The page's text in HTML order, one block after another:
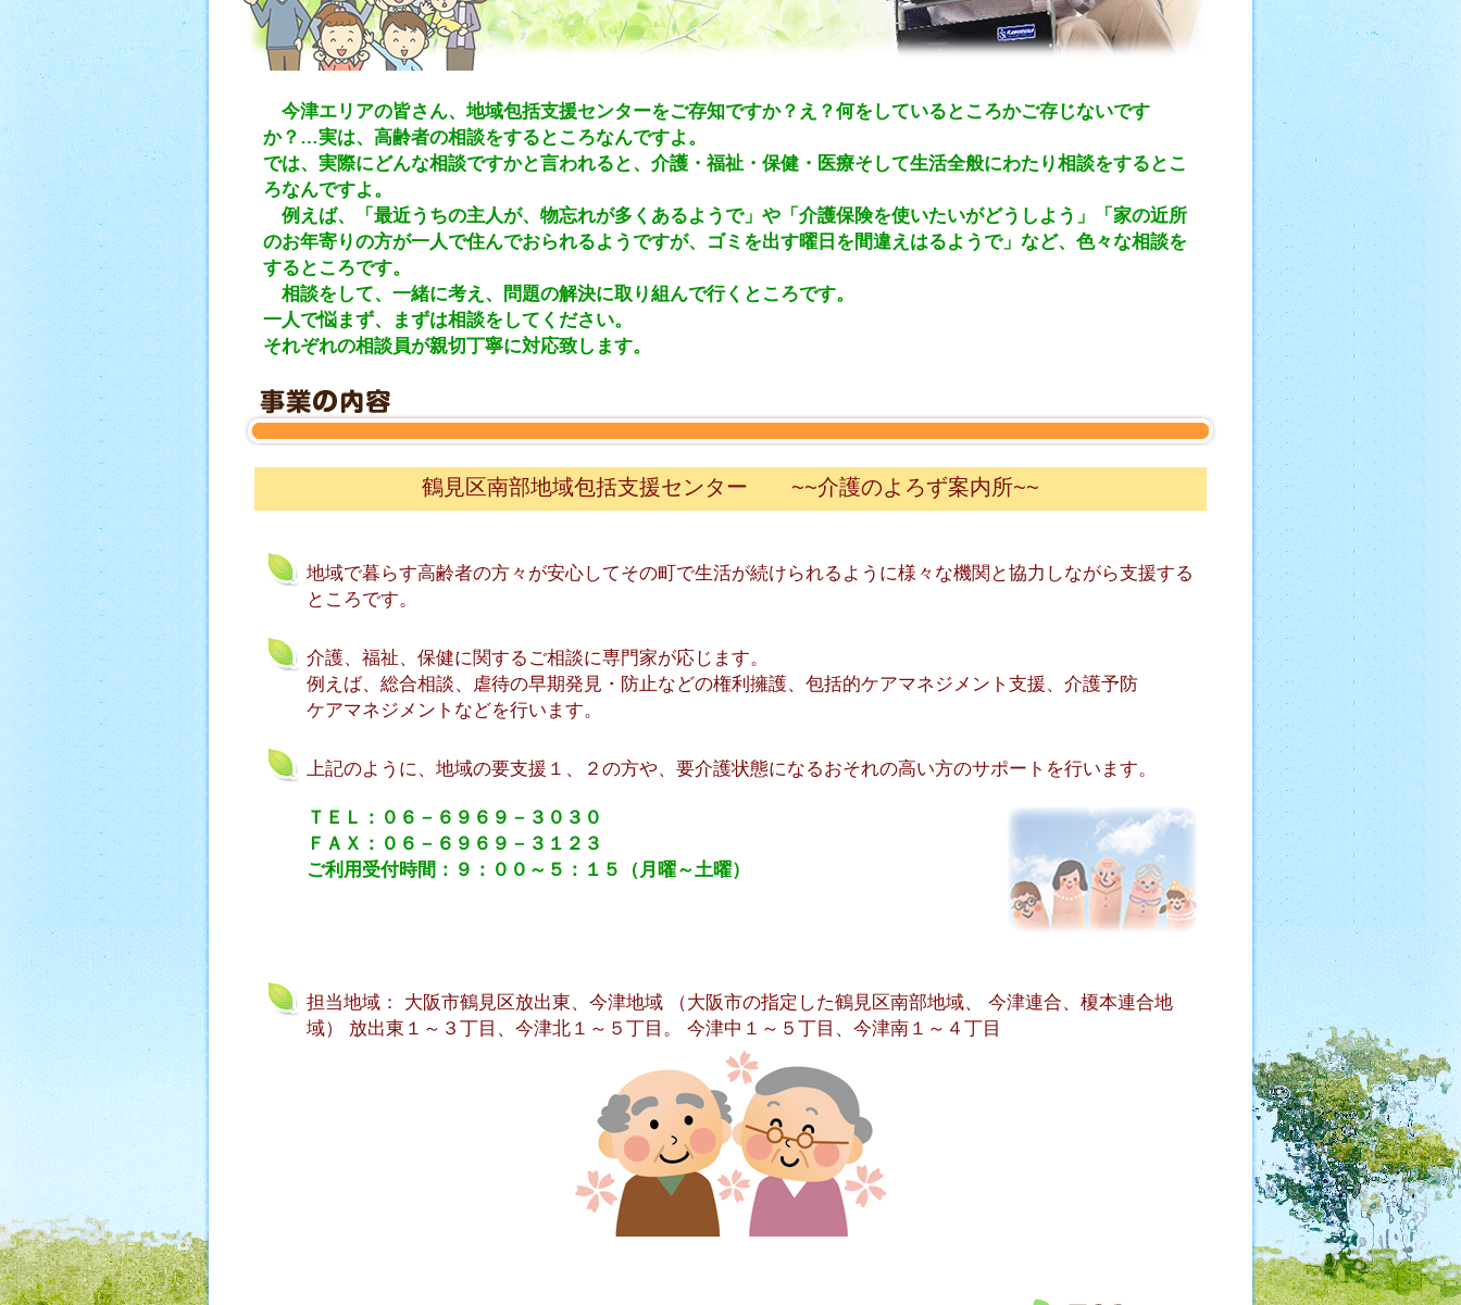
今津エリアの皆さん、地域包括支援センターをご存知ですか？え？何をしているところかご存じないです
か？…実は、高齢者の相談をするところなんですよ。
では、実際にどんな相談ですかと言われると、介護・福祉・保健・医療そして生活全般にわたり相談をするとこ
ろなんですよ。
例えば、「最近うちの主人が、物忘れが多くあるようで」や「介護保険を使いたいがどうしよう」「家の近所
のお年寄りの方が一人で住んでおられるようですが、ゴミを出す曜日を間違えはるようで」など、色々な相談を
するところです。
相談をして、一緒に考え、問題の解決に取り組んで行くところです。
一人で悩まず、まずは相談をしてください。
それぞれの相談員が親切丁寧に対応致します。
鶴見区南部地域包括支援センター ~~介護のよろず案内所~~
地域で暮らす高齢者の方々が安心してその町で生活が続けられるように様々な機関と協力しながら支援する
ところです。
介護、福祉、保健に関するご相談に専門家が応じます。
例えば、総合相談、虐待の早期発見・防止などの権利擁護、包括的ケアマネジメント支援、介護予防
ケアマネジメントなどを行います。
上記のように、地域の要支援１、２の方や、要介護状態になるおそれの高い方のサポートを行います。
ＴＥＬ：０６－６９６９－３０３０
ＦＡＸ：０６－６９６９－３１２３
ご利用受付時間：９：００～５：１５（月曜～土曜）
担当地域： 大阪市鶴見区放出東、今津地域 （大阪市の指定した鶴見区南部地域、 今津連合、榎本連合地
域） 放出東１～３丁目、今津北１～５丁目。 今津中１～５丁目、今津南１～４丁目